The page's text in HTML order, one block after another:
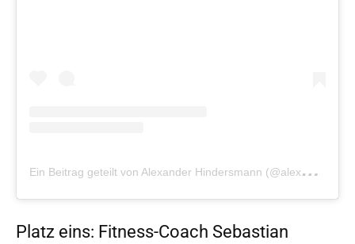
E
in Beitrag geteilt von Alexander Hindersmann (@alexander_hindersmann)
Platz eins: Fitness-Coach Sebastian